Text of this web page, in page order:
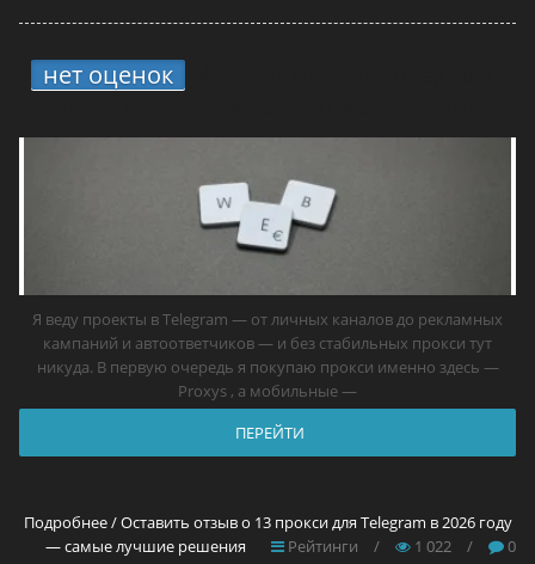
нет оценок
Я веду проекты в Telegram — от личных каналов до рекламных
кампаний и автоответчиков — и без стабильных прокси тут
никуда. В первую очередь я покупаю прокси именно здесь —
Proxys , а мобильные —
ПЕРЕЙТИ
Подробнее / Оставить отзыв о 13 прокси для Telegram в 2026 году
— самые лучшие решения
Рейтинги / 1 022 / 0